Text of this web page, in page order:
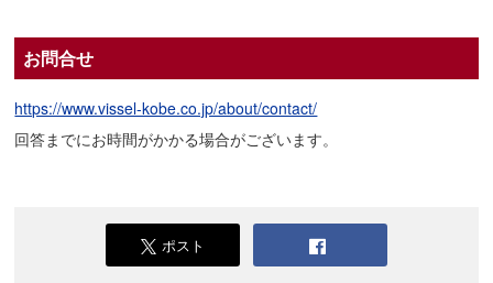
お問合せ
https://www.vissel-kobe.co.jp/about/contact/
回答までにお時間がかかる場合がございます。
ポスト